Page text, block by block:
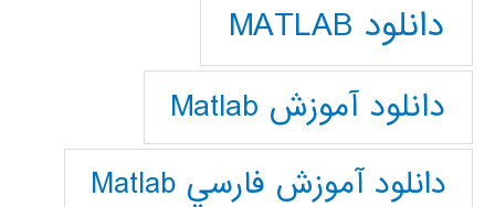
دانلود MATLAB
دانلود آموزش Matlab
دانلود آموزش فارسي Matlab